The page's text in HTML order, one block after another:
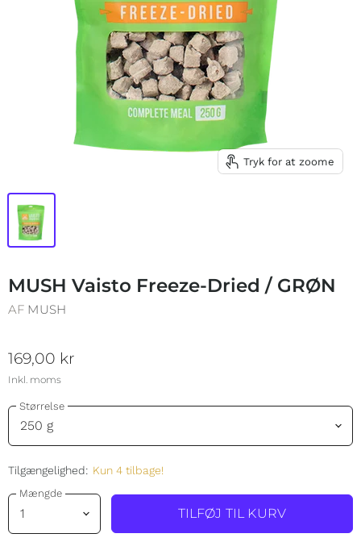
Tryk for at zoome
MUSH Vaisto Freeze-Dried / GRØN
AF MUSH
169,00 kr
Inkl. moms
Størrelse
Tilgængelighed: Kun 4 tilbage!
Mængde
TILFØJ TIL KURV